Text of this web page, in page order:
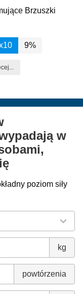
Brzuszki
9%
w
poziom siły
kg
powtórzenia